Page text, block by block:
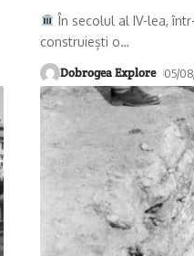
În secolul al IV-lea,
construiești o…
Dobrogea Explore
05/